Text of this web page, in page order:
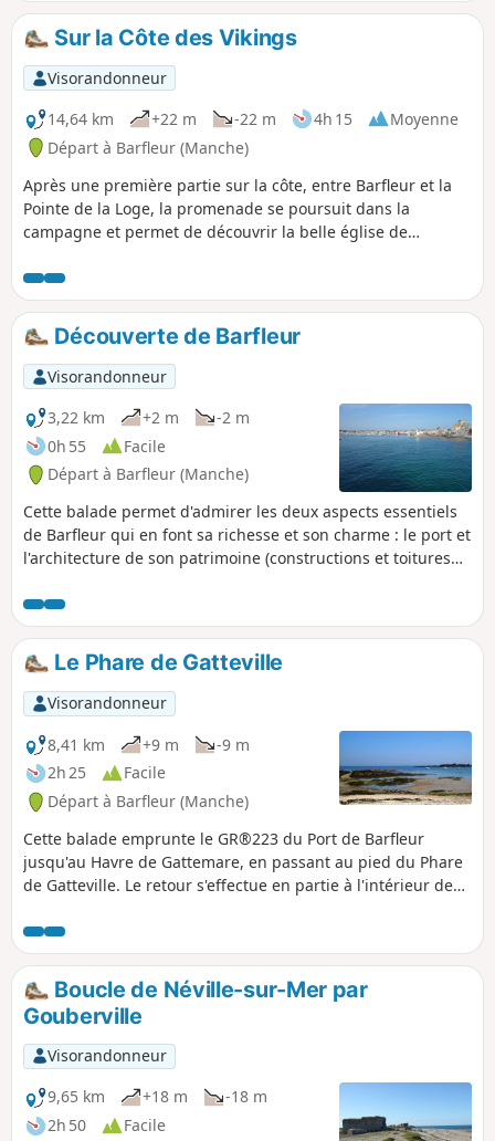
Sur la Côte des Vikings
Visorandonneur
14,64 km
+22 m -22 m 4h 15
Moyenne
Départ à Barfleur (Manche)
Après une première partie sur la côte, entre Barfleur et la
Pointe de la Loge, la promenade se poursuit dans la
campagne et permet de découvrir la belle église de
Découverte de Barfleur
Visorandonneur
3,22 km
+2 m
-2 m
0h 55
Facile
Départ à Barfleur (Manche)
Cette balade permet d'admirer les deux aspects essentiels
de Barfleur qui en font sa richesse et son charme : le port et
l'architecture de son patrimoine (constructions et toitures
Le Phare de Gatteville
Visorandonneur
8,41 km
+9 m
-9 m
2h 25
Facile
Départ à Barfleur (Manche)
Cette balade emprunte le GR®223 du Port de Barfleur
jusqu'au Havre de Gattemare, en passant au pied du Phare
de Gatteville. Le retour s'effectue en partie à l'intérieur des
revenir au point de départ.
Boucle de Néville-sur-Mer par
Gouberville
Visorandonneur
9,65 km
+18 m
-18 m
2h 50
Facile